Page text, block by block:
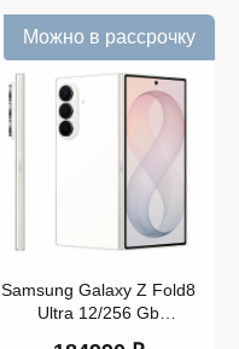
Можно в рассрочку
Samsung Galaxy Z Fold8
Ultra 12/256 Gb